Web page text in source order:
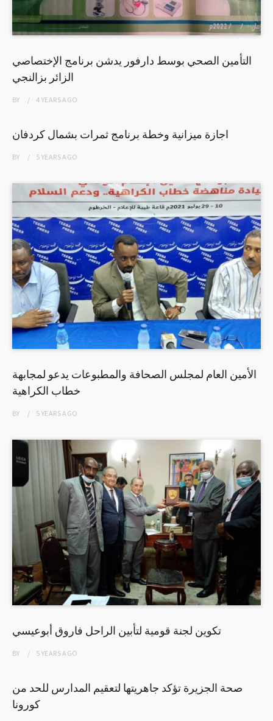
التأمين الصحي بوسط دارفور يدشن برنامج الإختصاصي
الزائر بزالنجي
BY 4 YEARSAGO
اجازة ميزانية وخطة برنامج ثمرات بشمال كردفان
BY 5 YEARSAGO
الأمين العام لمجلس الصحافة والمطبوعات يدعو لمجابهة
خطاب الكراهية
BY 5 YEARSAGO
تكوين لجنة قومية لتأبين الراحل فاروق أبوعيسي
BY 5 YEARSAGO
صحة الجزيرة تؤكد جاهريتها لتعقيم المدارس للحد من
كورونا